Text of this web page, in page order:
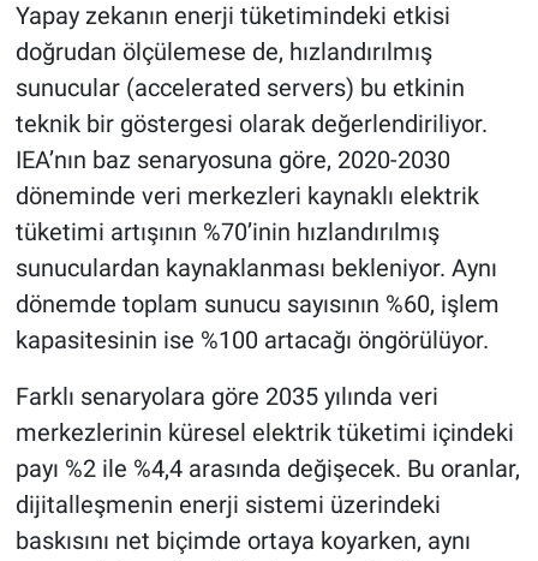
Yapay zekanın enerji tüketimindeki etkisi
doğrudan ölçülemese de, hızlandırılmış
sunucular (accelerated servers) bu etkinin
teknik bir göstergesi olarak değerlendiriliyor.
IEA’nın baz senaryosuna göre, 2020-2030
döneminde veri merkezleri kaynaklı elektrik
tüketimi artışının %70’inin hızlandırılmış
sunuculardan kaynaklanması bekleniyor. Aynı
dönemde toplam sunucu sayısının %60, işlem
kapasitesinin ise %100 artacağı öngörülüyor.
Farklı senaryolara göre 2035 yılında veri
merkezlerinin küresel elektrik tüketimi içindeki
payı %2 ile %4,4 arasında değişecek. Bu oranlar,
dijitalleşmenin enerji sistemi üzerindeki
baskısını net biçimde ortaya koyarken, aynı